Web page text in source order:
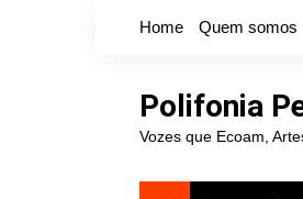
Home Quem somos
Polifonia
Vozes que Ecoam,